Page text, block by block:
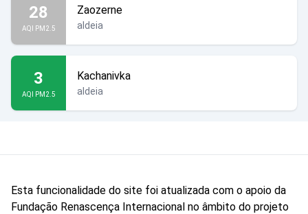
28
AQI PM2.5
Zaozerne
aldeia
3
AQI PM2.5
Kachanivka
aldeia
Esta funcionalidade do site foi atualizada com o apoio da
Fundação Renascença Internacional no âmbito do projeto